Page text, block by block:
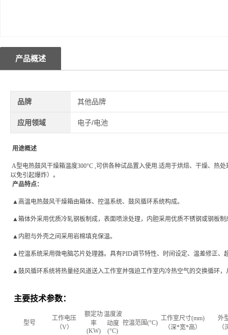
产品概述
品牌 其他品牌
应用领域 电子/电池
用途概述
A型电热鼓风干燥箱温度300°C ,可供各种试品置入使用.适用于烘焙、干燥、热
以免引起爆炸）。
产品特点：
▲ 高温电热鼓风干燥箱由箱体、控温系统、鼓风循环系统构成。
▲箱体外采用优质冷轧钢板制成，表面喷涂处理，内胆采用优质不锈钢或钢板制
▲ 内胆与外壳之间采用岩棉填充保温。
▲控温系统采用微电脑芯片处理器。具有PID调节特性、时间设定、温差修正、
▲鼓风循环系统将热量经风道送入工作室并强迫工作室内冷热空气的交换循环
主要技术参数：
型号
工作电压
（V）
额定功
率
(KW)
温度波
动度
(°C)
控温范围(°C)
工作室尺寸(mm)
（深*宽*高）
外
（